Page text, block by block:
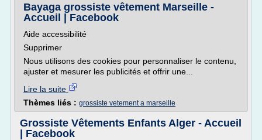
Bayaga grossiste vêtement Marseille -
Accueil | Facebook
Aide accessibilité
Supprimer
Nous utilisons des cookies pour personnaliser le contenu,
ajuster et mesurer les publicités et offrir une...
Lire la suite
Thèmes liés : grossiste vetement a marseille
Grossiste Vêtements Enfants Alger - Accueil
| Facebook